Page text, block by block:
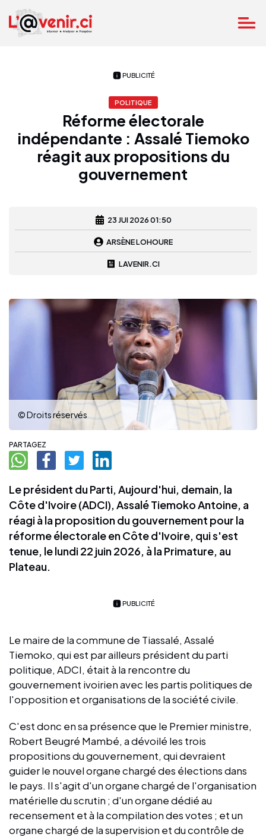
PUBLICITÉ
POLITIQUE
Réforme électorale
indépendante : Assalé Tiemoko
réagit aux propositions du
gouvernement
23 JUI 2026 01:50
ARSÈNE LOHOURE
LAVENIR.CI
© Droits réservés
PARTAGEZ
Le président du Parti, Aujourd'hui, demain, la
Côte d'Ivoire (ADCI), Assalé Tiemoko Antoine, a
réagi à la proposition du gouvernement pour la
réforme électorale en Côte d'Ivoire, qui s'est
tenue, le lundi 22 juin 2026, à la Primature, au
Plateau.
PUBLICITÉ
Le maire de la commune de Tiassalé, Assalé
Tiemoko, qui est par ailleurs président du parti
politique, ADCI, était à la rencontre du
gouvernement ivoirien avec les partis politiques de
l'opposition et organisations de la société civile.
C'est donc en sa présence que le Premier ministre,
Robert Beugré Mambé, a dévoilé les trois
propositions du gouvernement, qui devraient
guider le nouvel organe chargé des élections dans
le pays. Il s'agit d'un organe chargé de l'organisation
matérielle du scrutin ; d'un organe dédié au
recensement et à la compilation des votes ; et un
organe chargé de la supervision et du contrôle de